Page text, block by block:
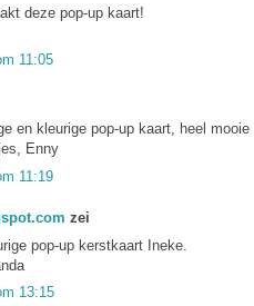
deze pop-up kaart!
11:05
en kleurige pop-up kaart, heel mooie
Enny
11:19
zei
pop-up kerstkaart Ineke.
13:15